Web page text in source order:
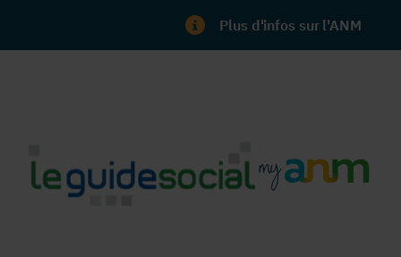
Plus d'infos sur l'ANM